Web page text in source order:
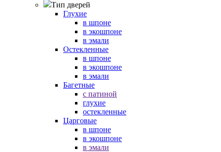
Тип дверей
Глухие
в шпоне
в экошпоне
в эмали
Остекленные
в шпоне
в экошпоне
в эмали
Багетные
с патиной
глухие
остекленные
Царговые
в шпоне
в экошпоне
в эмали